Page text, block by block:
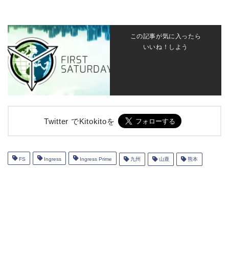
この記事が気に入ったら
いいね！しよう
Twitter でKitokitoを
FS Ingress Ingress Prime 九州 山鹿 熊本